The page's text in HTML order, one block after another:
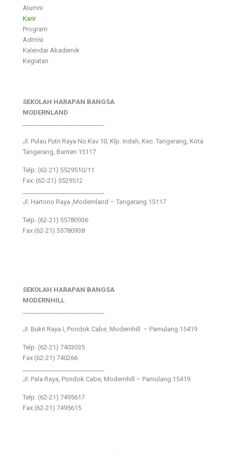
Alumni
Karir
Program
Admisi
Kalendar Akademik
Kegiatan
SEKOLAH HARAPAN BANGSA
MODERNLAND
Jl. Pulau Putri Raya No.Kav 10, Klp. Indah, Kec. Tangerang, Kota
Tangerang, Banten 15117
Telp: (62-21) 5529510/11
Fax: (62-21) 5529512
Jl. Hartono Raya ,Modernland – Tangerang 15117
Telp. (62-21) 55780936
Fax (62-21) 55780938
SEKOLAH HARAPAN BANGSA
MODERNHILL
Jl. Bukit Raya I, Pondok Cabe, Modernhill – Pamulang 15419
Telp. (62-21) 7403035
Fax (62-21) 740266
Jl. Pala Raya, Pondok Cabe, Modernhill – Pamulang 15419
Telp. (62-21) 7495617
Fax (62-21) 7495615